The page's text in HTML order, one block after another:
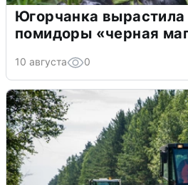
Югорчанка
помидоры «черная
10 августа 0